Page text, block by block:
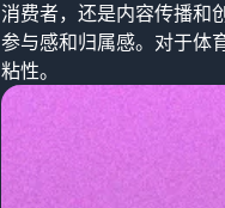
消费者，还是内容传播和
参与感和归属感。对于体
粘性。